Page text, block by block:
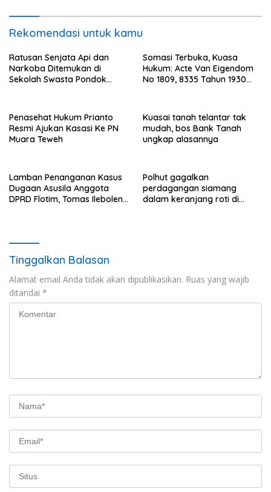
Rekomendasi untuk kamu
Ratusan Senjata Api dan
Narkoba Ditemukan di
Sekolah Swasta Pondok
Somasi Terbuka, Kuasa
Hukum: Acte Van Eigendom
No 1809, 8335 Tahun 1930
Saamah
Penasehat Hukum Prianto
Resmi Ajukan Kasasi Ke PN
Muara Teweh
Kuasai tanah telantar tak
mudah, bos Bank Tanah
ungkap alasannya
Lamban Penanganan Kasus
Dugaan Asusila Anggota
DPRD Flotim, Tomas Ileboleng
Polhut gagalkan
perdagangan siamang
dalam keranjang roti di
Tinggalkan Balasan
Alamat email Anda tidak akan dipublikasikan. Ruas yang wajib
ditandai *